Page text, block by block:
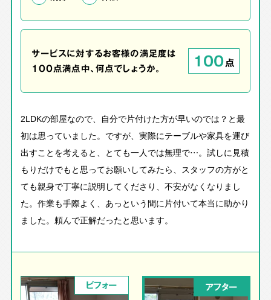
サービスに対するお客様の満足度は
100点満点中、何点でしょうか。
100点
2LDKの部屋なので、自分で片付けた方が早いのでは？と最
初は思っていました。ですが、実際にテーブルや家具を運び
出すことを考えると、とても一人では無理で…。試しに見積
もりだけでもと思ってお願いしてみたら、スタッフの方がと
ても親身で丁寧に説明してくださり、不安がなくなりまし
た。作業も手際よく、あっという間に片付いて本当に助かり
ました。頼んで正解だったと思います。
ビフォー アフター